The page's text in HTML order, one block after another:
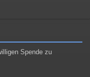
Spende zu